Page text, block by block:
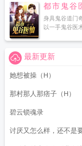
都市鬼谷
身具鬼谷道门
以一手鬼谷医
最新更新
她想被操（H）
那村那人那痞子（H）
碧云锁魂录
讨厌又怎么样，还不是